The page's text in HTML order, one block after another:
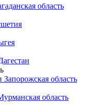
область
область
область